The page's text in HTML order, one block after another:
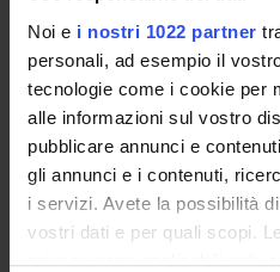
Noi e i nostri 1022 partner
personali, ad esempio il
tecnologie come i cookie per
alle informazioni sul vostro
pubblicare annunci e
gli annunci e i contenuti,
i servizi. Avete la possibilità
vostri dati e per quali scopi.
privacy sono applicabili solo
PARTECIPANTI AL
Giovanni Malerba
Professore ordinario
Pierfranco Pignatti
Elisabetta Trabetti
Professore associato